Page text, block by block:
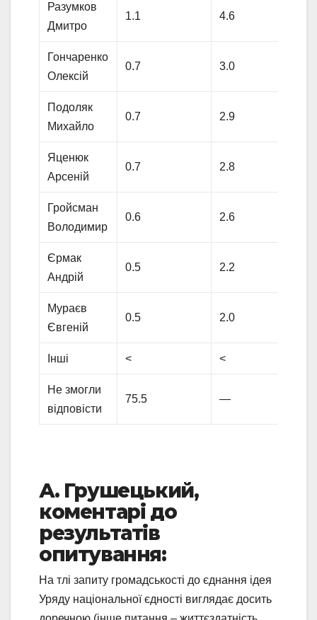
Разумков
Дмитро
1.1 4.6
Гончаренко
Олексій
0.7 3.0
Подоляк
Михайло
0.7 2.9
Яценюк
Арсеній
0.7 2.8
Гройсман
Володимир
0.6 2.6
Єрмак
Андрій
0.5 2.2
Мураєв
Євгеній
0.5 2.0
Інші < <
Не змогли
відповісти
75.5 —
А. Грушецький,
коментарі до
результатів
опитування:
На тлі запиту громадськості до єднання ідея
Уряду національної єдності виглядає досить